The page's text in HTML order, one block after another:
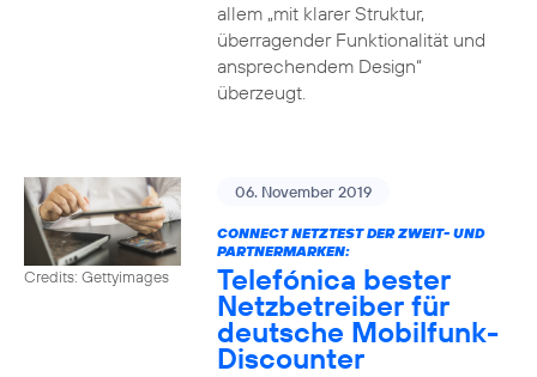
allem „mit klarer Struktur,
überragender Funktionalität und
ansprechendem Design“
überzeugt.
Credits: Gettyimages
06. November 2019
CONNECT NETZTEST DER ZWEIT- UND
PARTNERMARKEN:
Telefónica bester
Netzbetreiber für
deutsche Mobilfunk-
Discounter